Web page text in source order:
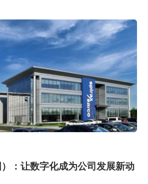
：让数字化成为公司发展新动